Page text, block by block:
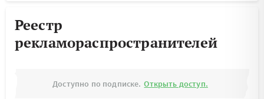
Реестр
рекламораспространителей
Доступно по подписке. Открыть доступ.